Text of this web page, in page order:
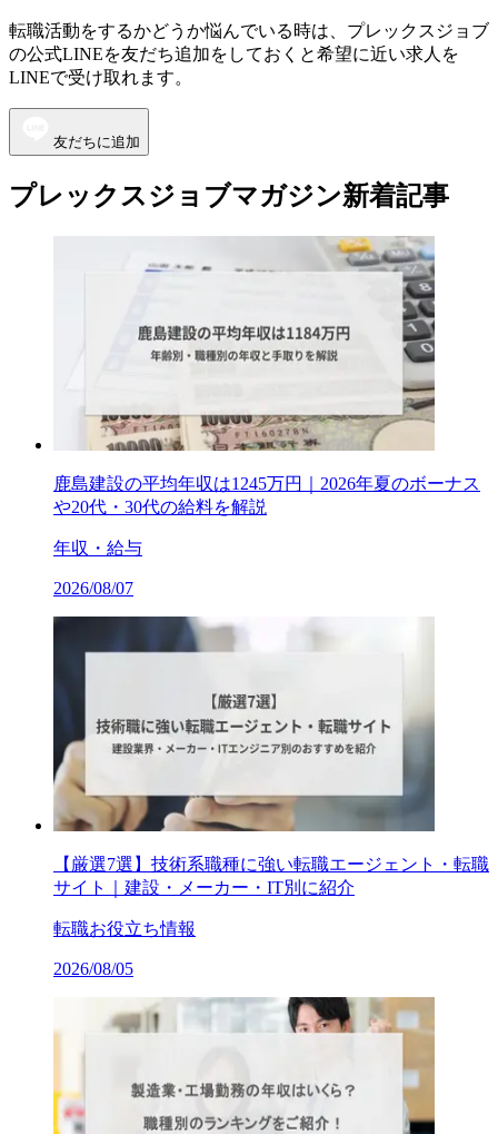
転職活動をするかどうか悩んでいる時は、プレックスジョブ
の公式LINEを友だち追加をしておくと希望に近い求人を
LINEで受け取れます。
友だちに追加
プレックスジョブマガジン新着記事
鹿島建設の平均年収は1245万円｜2026年夏のボーナス
や20代・30代の給料を解説
年収・給与
2026/08/07
【厳選7選】技術系職種に強い転職エージェント・転職
サイト｜建設・メーカー・IT別に紹介
転職お役立ち情報
2026/08/05